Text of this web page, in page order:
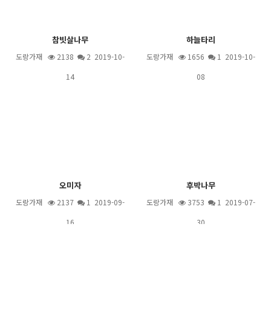
참빗살나무
도랑가재 2138 2 2019-10-
14
하늘타리
도랑가재 1656 1 2019-10-
08
오미자
도랑가재 2137 1 2019-09-
16
후박나무
도랑가재 3753 1 2019-07-
30